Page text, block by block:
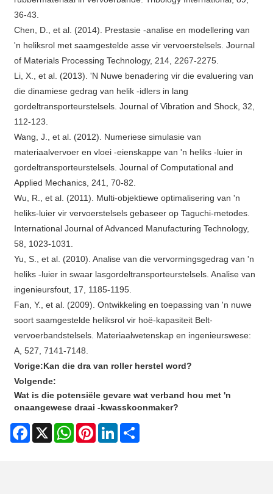
36-43.
Chen, D., et al. (2014). Prestasie -analise en modellering van
'n heliksrol met saamgestelde asse vir vervoerstelsels. Journal
of Materials Processing Technology, 214, 2267-2275.
Li, X., et al. (2013). 'N Nuwe benadering vir die evaluering van
die dinamiese gedrag van helik -idlers in lang
gordeltransporteurstelsels. Journal of Vibration and Shock, 32,
112-123.
Wang, J., et al. (2012). Numeriese simulasie van
materiaalvervoer en vloei -eienskappe van 'n heliks -luier in
gordeltransporteurstelsels. Journal of Computational and
Applied Mechanics, 241, 70-82.
Wu, R., et al. (2011). Multi-objektiewe optimalisering van 'n
heliks-luier vir vervoerstelsels gebaseer op Taguchi-metodes.
International Journal of Advanced Manufacturing Technology,
58, 1023-1031.
Yu, S., et al. (2010). Analise van die vervormingsgedrag van 'n
heliks -luier in swaar lasgordeltransporteurstelsels. Analise van
ingenieursfout, 17, 1185-1195.
Fan, Y., et al. (2009). Ontwikkeling en toepassing van 'n nuwe
soort saamgestelde heliksrol vir hoë-kapasiteit Belt-
vervoerbandstelsels. Materiaalwetenskap en ingenieurswese:
A, 527, 7141-7148.
Vorige:Kan die dra van roller herstel word?
Volgende:
Wat is die potensiële gevare wat verband hou met 'n
onaangewese draai -kwasskoonmaker?
Facebook
X WhatsAppPinterestLinkedIn